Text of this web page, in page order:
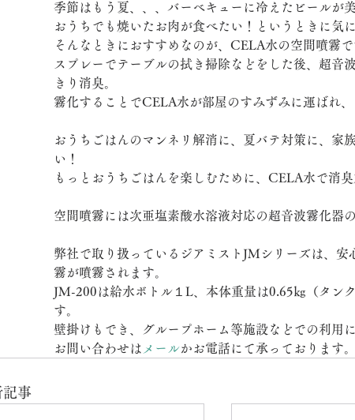
季節はもう夏、、、バーベキューに冷えたビールが
おうちでも焼いたお肉が食べたい！というときに気
そんなときにおすすめなのが、CELA水の空間噴霧で
スプレーでテーブルの拭き掃除などをした後、超音
きり消臭。
霧化することでCELA水が部屋のすみずみに運ばれ
おうちごはんのマンネリ解消に、夏バテ対策に、家
い！
もっとおうちごはんを楽しむために、CELA水で消
空間噴霧には次亜塩素酸水溶液対応の超音波霧化器
弊社で取り扱っているジアミストJMシリーズは、
霧が噴霧されます。
JM-200は給水ボトル１L、本体重量は0.65㎏（タン
す。
壁掛けもでき、グループホーム等施設などでの利用
お問い合わせは メールかお電話にて承っております。
記事